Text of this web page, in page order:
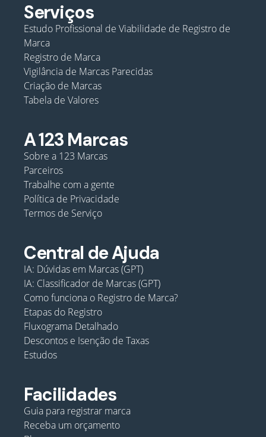
Serviços
Estudo Profissional de Viabilidade de Registro de
Marca
Registro de Marca
Vigilância de Marcas Parecidas
Criação de Marcas
Tabela de Valores
A 123 Marcas
Sobre a 123 Marcas
Parceiros
Trabalhe com a gente
Política de Privacidade
Termos de Serviço
Central de Ajuda
IA: Dúvidas em Marcas (GPT)
IA: Classificador de Marcas (GPT)
Como funciona o Registro de Marca?
Etapas do Registro
Fluxograma Detalhado
Descontos e Isenção de Taxas
Estudos
Facilidades
Guia para registrar marca
Receba um orçamento